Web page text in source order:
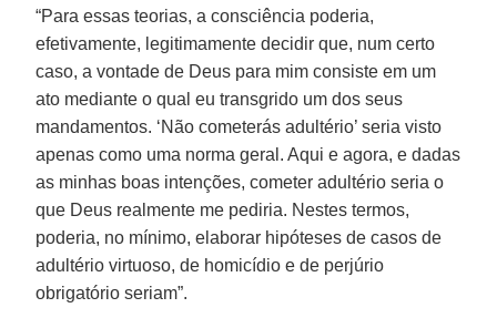
“Para essas teorias, a consciência poderia,
efetivamente, legitimamente decidir que, num certo
caso, a vontade de Deus para mim consiste em um
ato mediante o qual eu transgrido um dos seus
mandamentos. ‘Não cometerás adultério’ seria visto
apenas como uma norma geral. Aqui e agora, e dadas
as minhas boas intenções, cometer adultério seria o
que Deus realmente me pediria. Nestes termos,
poderia, no mínimo, elaborar hipóteses de casos de
adultério virtuoso, de homicídio e de perjúrio
obrigatório seriam”.